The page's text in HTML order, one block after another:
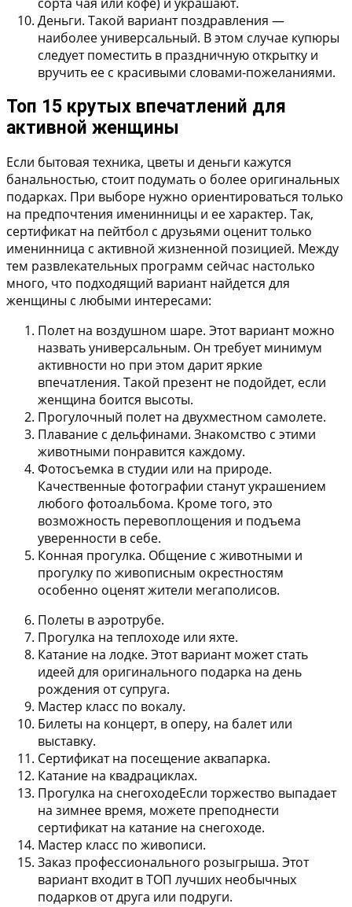
Деньги. Такой вариант поздравления —
наиболее универсальный. В этом случае купюры
следует поместить в праздничную открытку и
вручить ее с красивыми словами-пожеланиями.
Топ 15 крутых впечатлений для
активной женщины
Если бытовая техника, цветы и деньги кажутся
банальностью, стоит подумать о более оригинальных
подарках. При выборе нужно ориентироваться только
на предпочтения именинницы и ее характер. Так,
сертификат на пейтбол с друзьями оценит только
именинница с активной жизненной позицией. Между
тем развлекательных программ сейчас настолько
много, что подходящий вариант найдется для
женщины с любыми интересами:
Полет на воздушном шаре. Этот вариант можно
назвать универсальным. Он требует минимум
активности но при этом дарит яркие
впечатления. Такой презент не подойдет, если
женщина боится высоты.
Прогулочный полет на двухместном самолете.
Плавание с дельфинами. Знакомство с этими
животными понравится каждому.
Фотосъемка в студии или на природе.
Качественные фотографии станут украшением
любого фотоальбома. Кроме того, это
возможность перевоплощения и подъема
уверенности в себе.
Конная прогулка. Общение с животными и
прогулку по живописным окрестностям
особенно оценят жители мегаполисов.
Полеты в аэротрубе.
Прогулка на теплоходе или яхте.
Катание на лодке. Этот вариант может стать
идеей для оригинального подарка на день
рождения от супруга.
Мастер класс по вокалу.
Билеты на концерт, в оперу, на балет или
выставку.
Сертификат на посещение аквапарка.
Катание на квадрациклах.
Прогулка на снегоходеЕсли торжество выпадает
на зимнее время, можете преподнести
сертификат на катание на снегоходе.
Мастер класс по живописи.
Заказ профессионального розыгрыша. Этот
вариант входит в ТОП лучших необычных
подарков от друга или подруги.